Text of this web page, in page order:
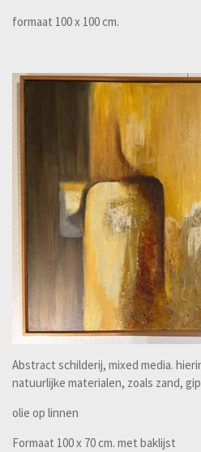
formaat 100 x 100 cm.
Abstract schilderij, mixed media.
natuurlijke materialen, zoals zand,
olie op linnen
Formaat 100 x 70 cm. met baklijst